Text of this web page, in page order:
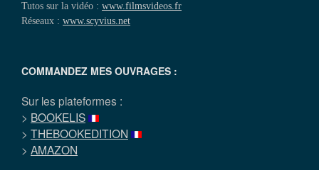
Tutos sur la vidéo : www.filmsvideos.fr
Réseaux : www.scyvius.net
COMMANDEZ MES OUVRAGES :
Sur les plateformes :
> BOOKELIS
> THEBOOKEDITION
> AMAZON